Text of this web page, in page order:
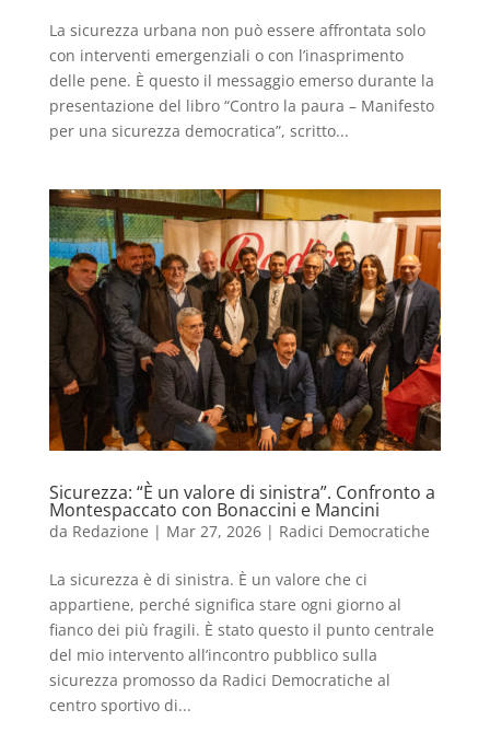
La sicurezza urbana non può essere affrontata solo
con interventi emergenziali o con l’inasprimento
delle pene. È questo il messaggio emerso durante la
presentazione del libro “Contro la paura – Manifesto
per una sicurezza democratica”, scritto...
Sicurezza: “È un valore di sinistra”. Confronto a
Montespaccato con Bonaccini e Mancini
da Redazione | Mar 27, 2026| Radici Democratiche
La sicurezza è di sinistra. È un valore che ci
appartiene, perché significa stare ogni giorno al
fianco dei più fragili. È stato questo il punto centrale
del mio intervento all’incontro pubblico sulla
sicurezza promosso da Radici Democratiche al
centro sportivo di...